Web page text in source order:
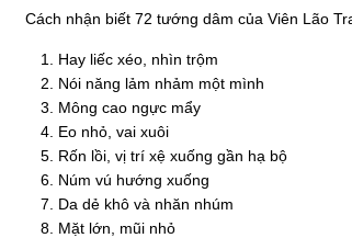
Cách nhận biết 72 tướng dâm của Viên Lão
Hay liếc xéo, nhìn trộm
Nói năng lảm nhảm một mình
Mông cao ngực mẩy
Eo nhỏ, vai xuôi
Rốn lồi, vị trí xệ xuống gần hạ bộ
Núm vú hướng xuống
Da dẻ khô và nhăn nhúm
Mặt lớn, mũi nhỏ